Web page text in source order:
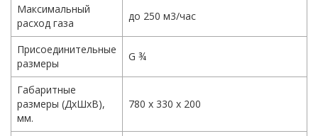
Максимальный
расход газа
до 250 м3/час
Присоединительные
размеры
G ¾
Габаритные
размеры (ДхШхВ),
мм.
780 х 330 х 200